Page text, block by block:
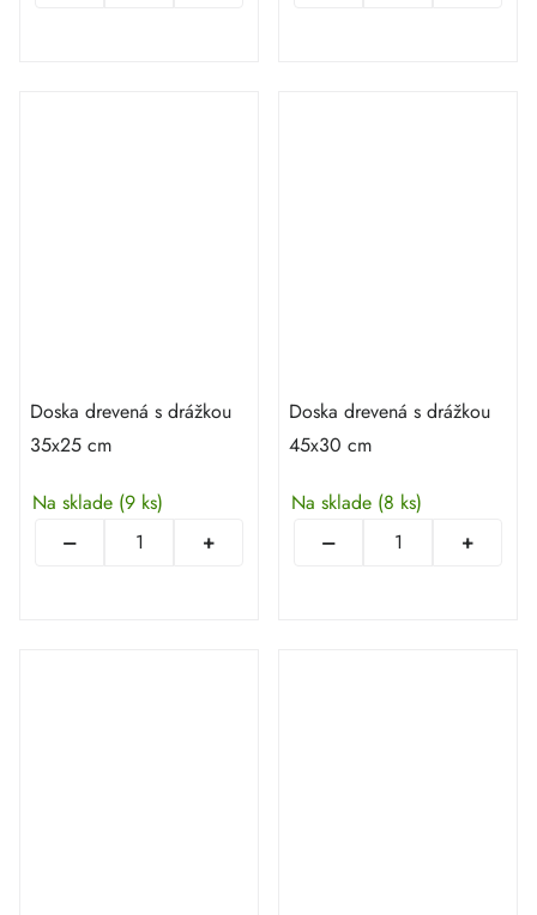
Doska drevená s drážkou
35x25 cm
Na sklade (9 ks)
Doska drevená s drážkou
45x30 cm
Na sklade (8 ks)